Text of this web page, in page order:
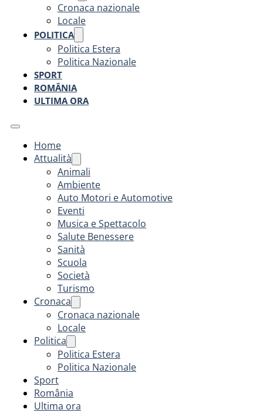
Cronaca nazionale
Locale
POLITICA
Politica Estera
Politica Nazionale
SPORT
ROMÂNIA
ULTIMA ORA
Home
Attualità
Animali
Ambiente
Auto Motori e Automotive
Eventi
Musica e Spettacolo
Salute Benessere
Sanità
Scuola
Società
Turismo
Cronaca
Cronaca nazionale
Locale
Politica
Politica Estera
Politica Nazionale
Sport
România
Ultima ora